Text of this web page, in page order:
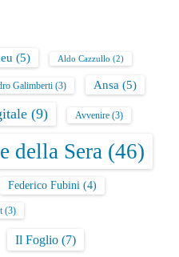
(5) Aldo Cazzullo (2)
Galimberti (3) Ansa (5)
(9) Avvenire (3)
della Sera (46)
Federico Fubini (4)
(3)
Il Foglio (7)